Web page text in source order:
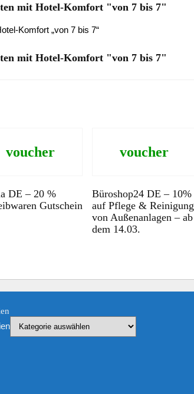
mit Hotel-Komfort "von 7 bis 7"
mit Hotel-Komfort "von 7 bis 7"
voucher
DE – 20 %
Gutschein
voucher
Büroshop24 DE – 10%
auf Pflege & Reinigung
von Außenanlagen – ab
dem 14.03.